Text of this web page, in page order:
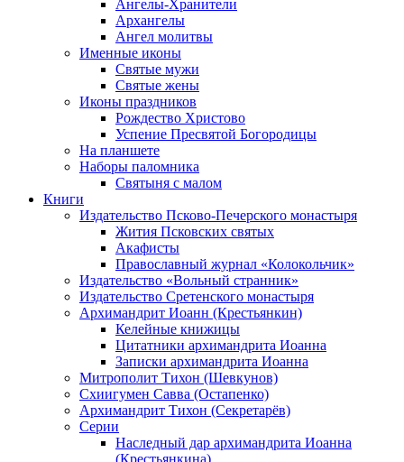
Ангелы-Хранители
Архангелы
Ангел молитвы
Именные иконы
Святые мужи
Святые жены
Иконы праздников
Рождество Христово
Успение Пресвятой Богородицы
На планшете
Наборы паломника
Святыня с малом
Книги
Издательство Псково-Печерского монастыря
Жития Псковских святых
Акафисты
Православный журнал «Колокольчик»
Издательство «Вольный странник»
Издательство Сретенского монастыря
Архимандрит Иоанн (Крестьянкин)
Келейные книжицы
Цитатники архимандрита Иоанна
Записки архимандрита Иоанна
Митрополит Тихон (Шевкунов)
Схиигумен Савва (Остапенко)
Архимандрит Тихон (Секретарёв)
Серии
Наследный дар архимандрита Иоанна
(Крестьянкина)